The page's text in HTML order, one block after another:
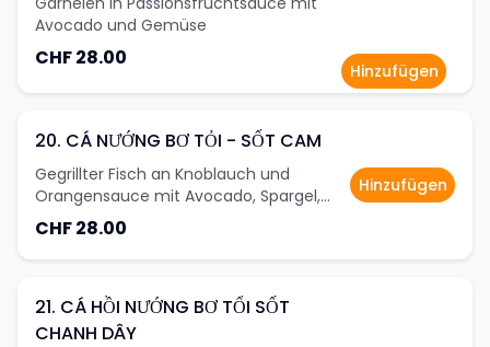
Avocado und Gemüse
CHF 28.00
Hinzufügen
20. CÁ NƯỚNG BƠ TỎI - SỐT CAM
Gegrillter Fisch an Knoblauch und
Orangensauce mit Avocado, Spargel,
Gemüse und Lotuswurzeln
CHF 28.00
Hinzufügen
21. CÁ HỒI NƯỚNG BƠ TỔI SỐT
CHANH DÂY